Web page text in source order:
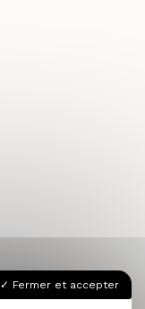
Fermer et accepter